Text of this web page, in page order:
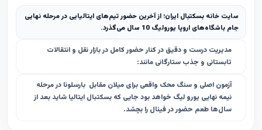
سایت خانه بسکتبال ایران؛ از آخرین حضور تیم‌های ایتالیایی در مرحله نهایی
جام باشگاه‌های اروپا یورولیگ 10 سال می‌گذرد.
مدیریت درست و دقیق در کنار حضور کامل در بازار نقل و انتقالات
تابستانی و جذب ستارگانی مانند:
آزمون اصلی و سنگ محک واقعی برای میلان مقابل بارسلونا در مرحله
نیمه نهایی یورو لیگ خواهد بود جایی که بسکتبال ایتالیا شاید بعد از
سال‌ها طعم حضور در فینال را بچشد.